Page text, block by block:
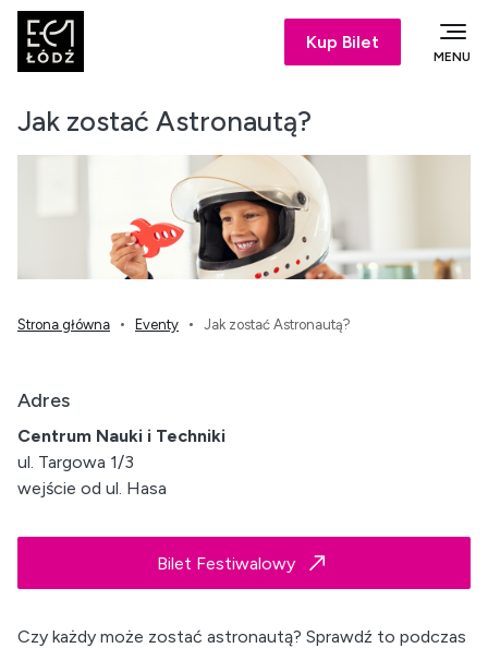
Kup Bilet
MENU
Jak zostać Astronautą?
Strona główna Eventy Jak zostać Astronautą?
Czy każdy może zostać astronautą? Sprawdź to podczas
Adres
Centrum Nauki i Techniki
ul. Targowa 1/3
wejście od ul. Hasa
Bilet Festiwalowy